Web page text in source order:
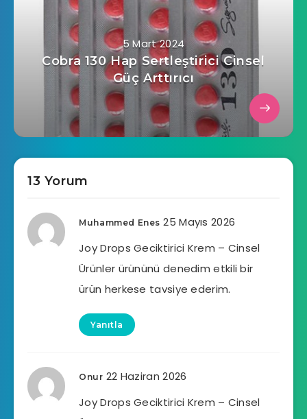
5 Mart 2024
Cobra 130 Hap Sertleştirici Cinsel
Güç Arttırıcı
13 Yorum
Muhammed Enes 25 Mayıs 2026
Joy Drops Geciktirici Krem – Cinsel
Ürünler ürününü denedim etkili bir
ürün herkese tavsiye ederim.
Yanıtla
Onur 22 Haziran 2026
Joy Drops Geciktirici Krem – Cinsel